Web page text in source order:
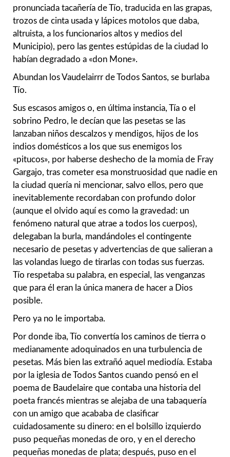
pronunciada tacañería de Tío, traducida en las grapas,
trozos de cinta usada y lápices motolos que daba,
altruista, a los funcionarios altos y medios del
Municipio), pero las gentes estúpidas de la ciudad lo
habían degradado a «don Mone».
Abundan los Vaudelairrr de Todos Santos, se burlaba
Tío.
Sus escasos amigos o, en última instancia, Tía o el
sobrino Pedro, le decían que las pesetas se las
lanzaban niños descalzos y mendigos, hijos de los
indios domésticos a los que sus enemigos los
«pitucos», por haberse deshecho de la momia de Fray
Gargajo, tras cometer esa monstruosidad que nadie en
la ciudad quería ni mencionar, salvo ellos, pero que
inevitablemente recordaban con profundo dolor
(aunque el olvido aquí es como la gravedad: un
fenómeno natural que atrae a todos los cuerpos),
delegaban la burla, mandándoles el contingente
necesario de pesetas y advertencias de que salieran a
las volandas luego de tirarlas con todas sus fuerzas.
Tío respetaba su palabra, en especial, las venganzas
que para él eran la única manera de hacer a Dios
posible.
Pero ya no le importaba.
Por donde iba, Tío convertía los caminos de tierra o
medianamente adoquinados en una turbulencia de
pesetas. Más bien las extrañó aquel mediodía. Estaba
por la iglesia de Todos Santos cuando pensó en el
poema de Baudelaire que contaba una historia del
poeta francés mientras se alejaba de una tabaquería
con un amigo que acababa de clasificar
cuidadosamente su dinero: en el bolsillo izquierdo
puso pequeñas monedas de oro, y en el derecho
pequeñas monedas de plata; después, puso en el